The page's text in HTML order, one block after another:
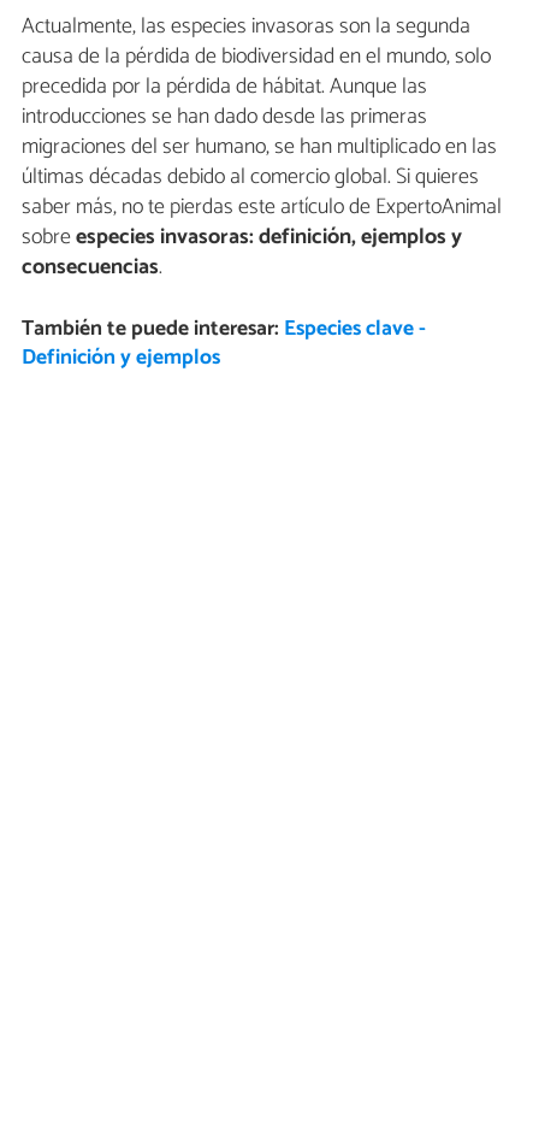
Actualmente, las especies invasoras son la segunda
causa de la pérdida de biodiversidad en el mundo, solo
precedida por la pérdida de hábitat. Aunque las
introducciones se han dado desde las primeras
migraciones del ser humano, se han multiplicado en las
últimas décadas debido al comercio global. Si quieres
saber más, no te pierdas este artículo de ExpertoAnimal
sobreespecies invasoras: definición, ejemplos y
consecuencias.
También te puede interesar: Especies clave -
Definición y ejemplos